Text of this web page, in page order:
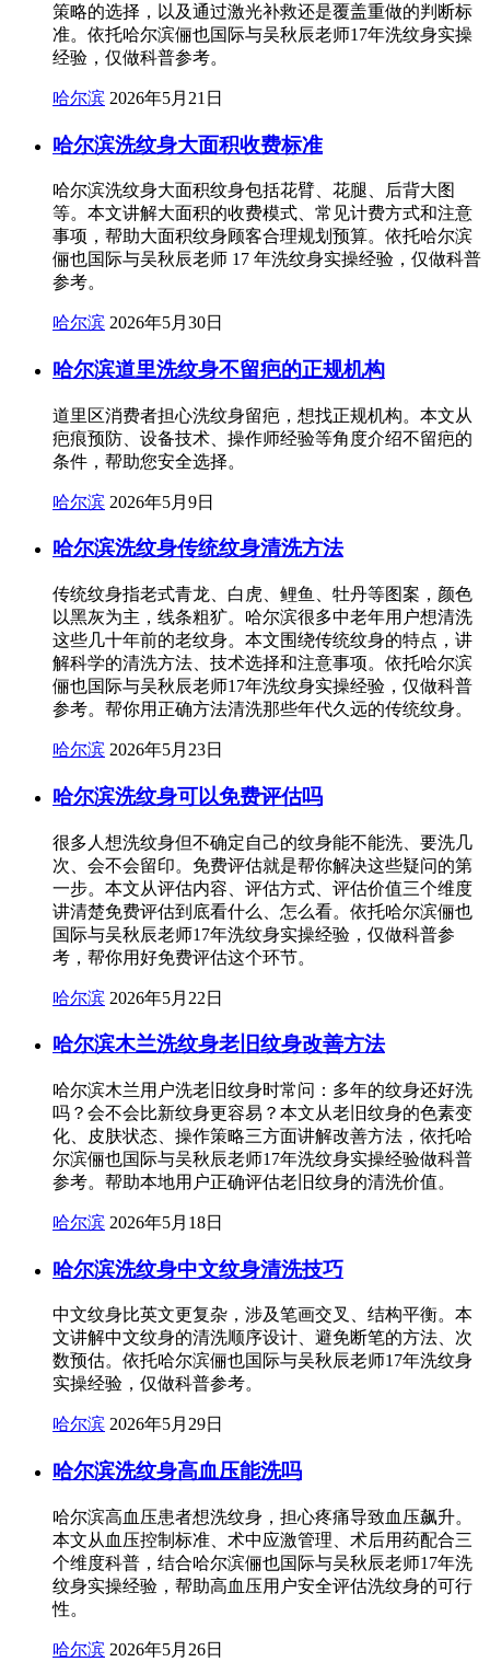
策略的选择，以及通过激光补救还是覆盖重做的判断标
准。依托哈尔滨俪也国际与吴秋辰老师17年洗纹身实操
经验，仅做科普参考。
哈尔滨 2026年5月21日
哈尔滨洗纹身大面积收费标准
哈尔滨洗纹身大面积纹身包括花臂、花腿、后背大图
等。本文讲解大面积的收费模式、常见计费方式和注意
事项，帮助大面积纹身顾客合理规划预算。依托哈尔滨
俪也国际与吴秋辰老师 17 年洗纹身实操经验，仅做科普
参考。
哈尔滨 2026年5月30日
哈尔滨道里洗纹身不留疤的正规机构
道里区消费者担心洗纹身留疤，想找正规机构。本文从
疤痕预防、设备技术、操作师经验等角度介绍不留疤的
条件，帮助您安全选择。
哈尔滨 2026年5月9日
哈尔滨洗纹身传统纹身清洗方法
传统纹身指老式青龙、白虎、鲤鱼、牡丹等图案，颜色
以黑灰为主，线条粗犷。哈尔滨很多中老年用户想清洗
这些几十年前的老纹身。本文围绕传统纹身的特点，讲
解科学的清洗方法、技术选择和注意事项。依托哈尔滨
俪也国际与吴秋辰老师17年洗纹身实操经验，仅做科普
参考。帮你用正确方法清洗那些年代久远的传统纹身。
哈尔滨 2026年5月23日
哈尔滨洗纹身可以免费评估吗
很多人想洗纹身但不确定自己的纹身能不能洗、要洗几
次、会不会留印。免费评估就是帮你解决这些疑问的第
一步。本文从评估内容、评估方式、评估价值三个维度
讲清楚免费评估到底看什么、怎么看。依托哈尔滨俪也
国际与吴秋辰老师17年洗纹身实操经验，仅做科普参
考，帮你用好免费评估这个环节。
哈尔滨 2026年5月22日
哈尔滨木兰洗纹身老旧纹身改善方法
哈尔滨木兰用户洗老旧纹身时常问：多年的纹身还好洗
吗？会不会比新纹身更容易？本文从老旧纹身的色素变
化、皮肤状态、操作策略三方面讲解改善方法，依托哈
尔滨俪也国际与吴秋辰老师17年洗纹身实操经验做科普
参考。帮助本地用户正确评估老旧纹身的清洗价值。
哈尔滨 2026年5月18日
哈尔滨洗纹身中文纹身清洗技巧
中文纹身比英文更复杂，涉及笔画交叉、结构平衡。本
文讲解中文纹身的清洗顺序设计、避免断笔的方法、次
数预估。依托哈尔滨俪也国际与吴秋辰老师17年洗纹身
实操经验，仅做科普参考。
哈尔滨 2026年5月29日
哈尔滨洗纹身高血压能洗吗
哈尔滨高血压患者想洗纹身，担心疼痛导致血压飙升。
本文从血压控制标准、术中应激管理、术后用药配合三
个维度科普，结合哈尔滨俪也国际与吴秋辰老师17年洗
纹身实操经验，帮助高血压用户安全评估洗纹身的可行
性。
哈尔滨 2026年5月26日